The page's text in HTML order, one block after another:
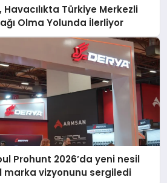
Türkiye Merkezli
Olma Yolunda İlerliyor
Prohunt 2026’da yeni nesil
marka vizyonunu sergiledi